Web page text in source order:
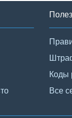
Коды
Все